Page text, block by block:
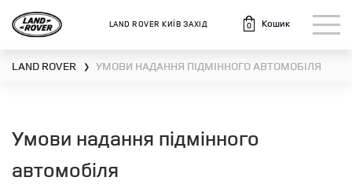
LAND ROVER КИЇВ ЗАХІД 0 Кошик
LAND ROVER ❯ УМОВИ НАДАННЯ ПІДМІННОГО АВТОМОБІЛЯ
Умови надання підмінного
автомобіля